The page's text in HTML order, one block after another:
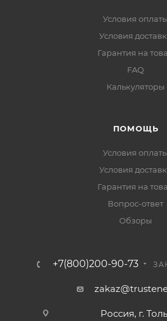
Условия оплаты
Условия
Гарантия на
FAQ
Калькуляторы
ПОМОЩЬ
Условия оплаты
Условия
Гарантия на
Вопрос-ответ
Обзоры
+7(800)200-90-73
Россия, г.